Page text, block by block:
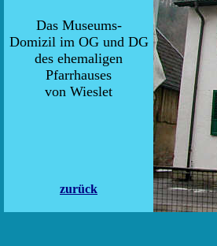
Das Museums-
Domizil im OG und DG
des ehemaligen
Pfarrhauses
von Wieslet
zurück